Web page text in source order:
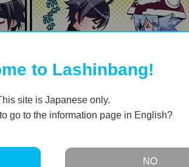
to Lashinbang!
site is Japanese only.
go to the information page in English?
NO